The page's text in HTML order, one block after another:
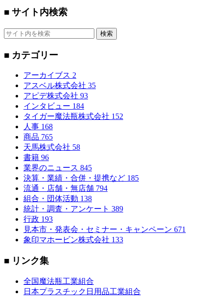
■ サイト内検索
検索
■ カテゴリー
アーカイブス 2
アスベル株式会社 35
アピデ株式会社 93
インタビュー 184
タイガー魔法瓶株式会社 152
人事 168
商品 765
天馬株式会社 58
書籍 96
業界のニュース 845
決算・業績・合併・提携など 185
流通・店舗・無店舗 794
組合・団体活動 138
統計・調査・アンケート 389
行政 193
見本市・発表会・セミナー・キャンペーン 671
象印マホービン株式会社 133
■ リンク集
全国魔法瓶工業組合
日本プラスチック日用品工業組合